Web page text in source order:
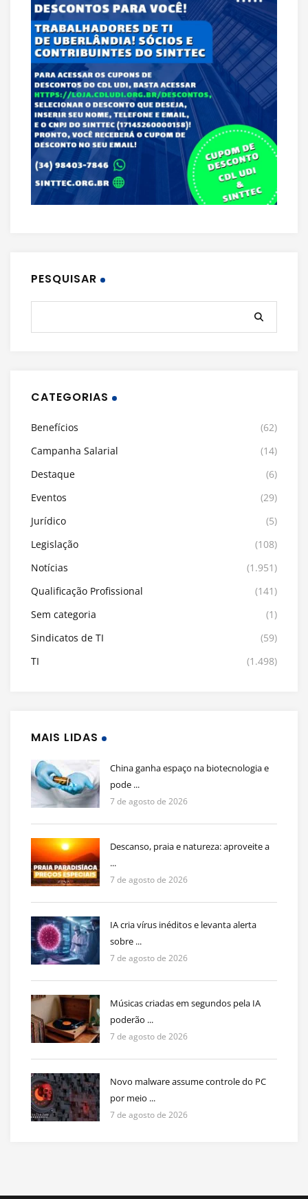
PESQUISAR
CATEGORIAS
Benefícios
(62)
Campanha Salarial
(14)
Destaque
(6)
Eventos
(29)
Jurídico
(5)
Legislação
(108)
Notícias
(1.951)
Qualificação Profissional
(141)
Sem categoria
(1)
Sindicatos de TI
(59)
TI
(1.498)
MAIS LIDAS
China ganha espaço na biotecnologia e
pode ...
7 de agosto de 2026
Descanso, praia e natureza: aproveite a
...
7 de agosto de 2026
IA cria vírus inéditos e levanta alerta
sobre ...
7 de agosto de 2026
Músicas criadas em segundos pela IA
poderão ...
7 de agosto de 2026
Novo malware assume controle do PC
por meio ...
7 de agosto de 2026